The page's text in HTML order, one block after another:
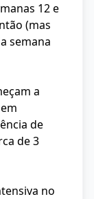
12 e
(mas
semana
a
de
de 3
no